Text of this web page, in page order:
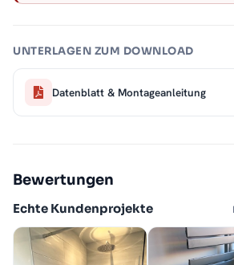
UNTERLAGEN ZUM DOWNLOAD
Datenblatt & Montageanleitung
Bewertungen
Echte Kundenprojekte